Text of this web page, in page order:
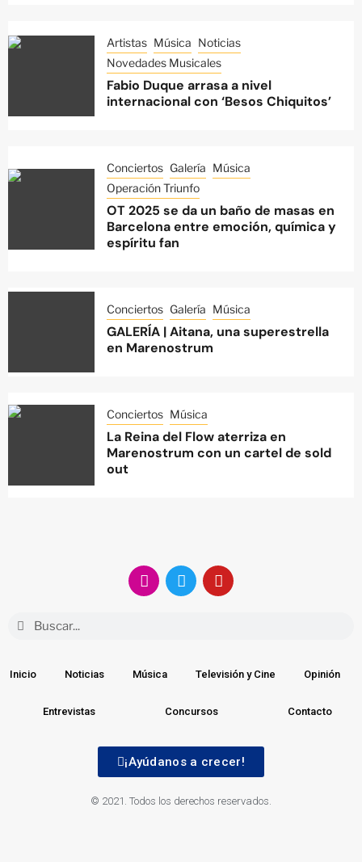
Artistas Música Noticias
Novedades Musicales
Fabio Duque arrasa a nivel
internacional con ‘Besos Chiquitos’
Conciertos Galería Música
Operación Triunfo
OT 2025 se da un baño de masas en
Barcelona entre emoción, química y
espíritu fan
Conciertos Galería Música
GALERÍA | Aitana, una superestrella
en Marenostrum
Conciertos Música
La Reina del Flow aterriza en
Marenostrum con un cartel de sold
out
Inicio Noticias Música Televisión y Cine Opinión
Entrevistas Concursos Contacto
¡Ayúdanos a crecer!
© 2021. Todos los derechos reservados.